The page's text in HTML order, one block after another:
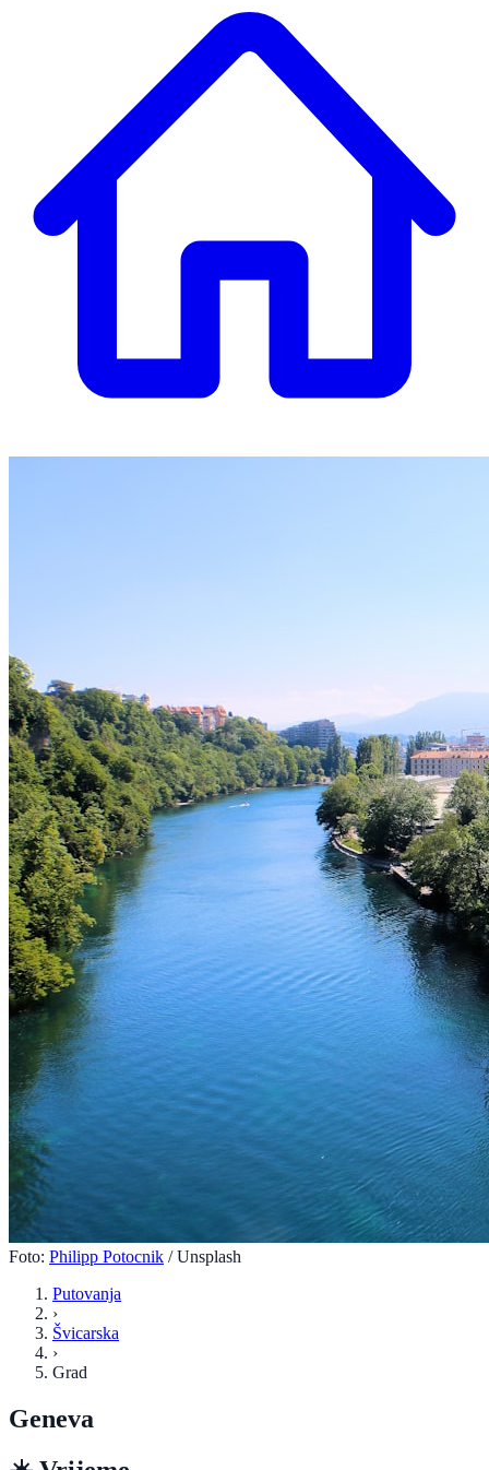
Foto: Philipp Potocnik / Unsplash
Putovanja
›
Švicarska
›
Grad
Geneva